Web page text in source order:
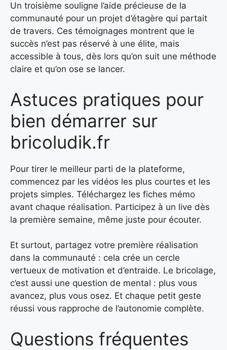
Un troisième souligne l’aide précieuse de la
communauté pour un projet d’étagère qui partait
de travers. Ces témoignages montrent que le
succès n’est pas réservé à une élite, mais
accessible à tous, dès lors qu’on suit une méthode
claire et qu’on ose se lancer.
Astuces pratiques pour
bien démarrer sur
bricoludik.fr
Pour tirer le meilleur parti de la plateforme,
commencez par les vidéos les plus courtes et les
projets simples. Téléchargez les fiches mémo
avant chaque réalisation. Participez à un live dès
la première semaine, même juste pour écouter.
Et surtout, partagez votre première réalisation
dans la communauté : cela crée un cercle
vertueux de motivation et d’entraide. Le bricolage,
c’est aussi une question de mental : plus vous
avancez, plus vous osez. Et chaque petit geste
réussi vous rapproche de l’autonomie complète.
Questions fréquentes